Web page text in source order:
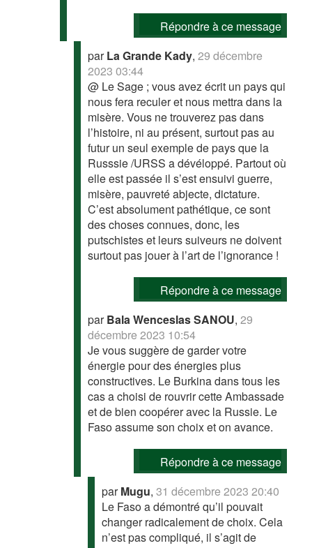
Répondre à ce message
parLa Grande Kady,29 décembre
2023 03:44
@ Le Sage ; vous avez écrit un pays qui
nous fera reculer et nous mettra dans la
misère. Vous ne trouverez pas dans
l’histoire, ni au présent, surtout pas au
futur un seul exemple de pays que la
Russsie /URSS a dévéloppé. Partout où
elle est passée il s’est ensuivi guerre,
misère, pauvreté abjecte, dictature.
C’est absolument pathétique, ce sont
des choses connues, donc, les
putschistes et leurs suiveurs ne doivent
surtout pas jouer à l’art de l’ignorance !
Répondre à ce message
parBala Wenceslas SANOU,29
décembre 2023 10:54
Je vous suggère de garder votre
énergie pour des énergies plus
constructives. Le Burkina dans tous les
cas a choisi de rouvrir cette Ambassade
et de bien coopérer avec la Russie. Le
Faso assume son choix et on avance.
Répondre à ce message
parMugu,31 décembre 2023 20:40
Le Faso a démontré qu’il pouvait
changer radicalement de choix. Cela
n’est pas compliqué, il s’agit de